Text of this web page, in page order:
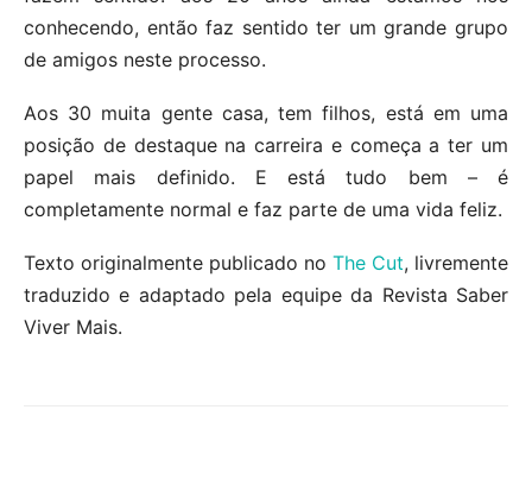
conhecendo, então faz sentido ter um grande grupo
de amigos neste processo.
Aos 30 muita gente casa, tem filhos, está em uma
posição de destaque na carreira e começa a ter um
papel mais definido. E está tudo bem – é
completamente normal e faz parte de uma vida feliz.
Texto originalmente publicado no The Cut, livremente
traduzido e adaptado pela equipe da Revista Saber
Viver Mais.